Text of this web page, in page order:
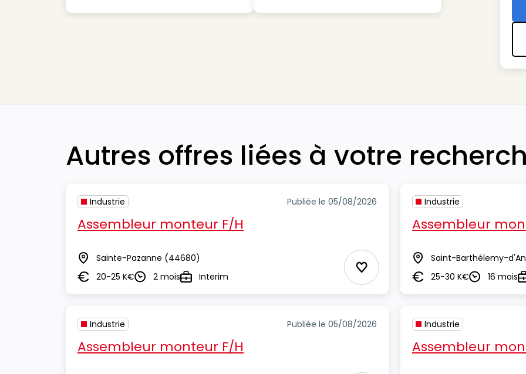
Autres offres liées à votre
Industrie Publiée le 05/08/2026
Assembleur monteur F/H
Lieu Sainte-Pazanne (44680)
Salaire20-25 K€Durée2 moisTypeInterim Ajouter aux Favoris
Industrie
Assembleur
Lieu Saint-Barthélemy-
Salaire25-30 K€Durée16 mois
Industrie Publiée le 05/08/2026
Assembleur monteur F/H
Industrie
Assembleur